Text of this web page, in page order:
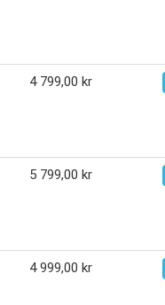
4 799,00 kr
5 799,00 kr
4 999,00 kr